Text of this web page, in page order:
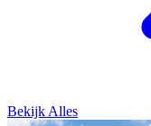
Bekijk Alles